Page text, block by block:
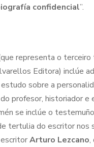
confidencial”.
representa o terceiro
Editora) inclúe
sobre a
do profesor, historiador e
se inclúe o
tertulia do escritor nos
Arturo Lezcano,